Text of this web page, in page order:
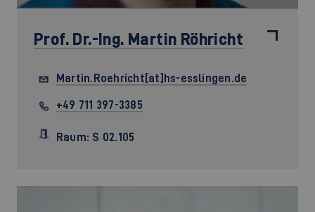
Prof. Dr.-Ing. Martin Röhricht
Martin.Roehricht[at]hs-esslingen.de
+49 711 397-3385
Raum: S 02.105